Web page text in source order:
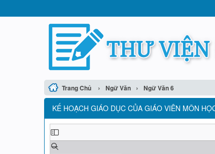
Trang Chủ › Ngữ Văn › Ngữ Văn 6
KẾ HOẠCH GIÁO DỤC CỦA GIÁO VIÊN MÔN